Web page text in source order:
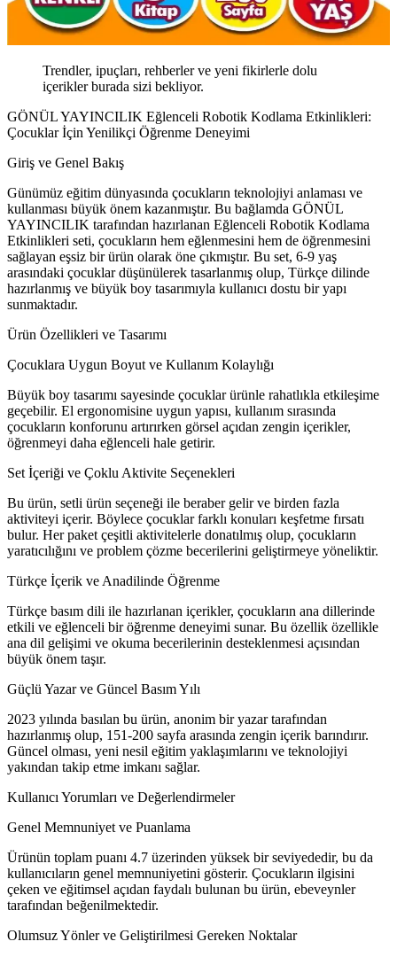
Trendler, ipuçları, rehberler ve yeni fikirlerle dolu
içerikler burada sizi bekliyor.
GÖNÜL YAYINCILIK Eğlenceli Robotik Kodlama Etkinlikleri:
Çocuklar İçin Yenilikçi Öğrenme Deneyimi
Giriş ve Genel Bakış
Günümüz eğitim dünyasında çocukların teknolojiyi anlaması ve
kullanması büyük önem kazanmıştır. Bu bağlamda GÖNÜL
YAYINCILIK tarafından hazırlanan Eğlenceli Robotik Kodlama
Etkinlikleri seti, çocukların hem eğlenmesini hem de öğrenmesini
sağlayan eşsiz bir ürün olarak öne çıkmıştır. Bu set, 6-9 yaş
arasındaki çocuklar düşünülerek tasarlanmış olup, Türkçe dilinde
hazırlanmış ve büyük boy tasarımıyla kullanıcı dostu bir yapı
sunmaktadır.
Ürün Özellikleri ve Tasarımı
Çocuklara Uygun Boyut ve Kullanım Kolaylığı
Büyük boy tasarımı sayesinde çocuklar ürünle rahatlıkla etkileşime
geçebilir. El ergonomisine uygun yapısı, kullanım sırasında
çocukların konforunu artırırken görsel açıdan zengin içerikler,
öğrenmeyi daha eğlenceli hale getirir.
Set İçeriği ve Çoklu Aktivite Seçenekleri
Bu ürün, setli ürün seçeneği ile beraber gelir ve birden fazla
aktiviteyi içerir. Böylece çocuklar farklı konuları keşfetme fırsatı
bulur. Her paket çeşitli aktivitelerle donatılmış olup, çocukların
yaratıcılığını ve problem çözme becerilerini geliştirmeye yöneliktir.
Türkçe İçerik ve Anadilinde Öğrenme
Türkçe basım dili ile hazırlanan içerikler, çocukların ana dillerinde
etkili ve eğlenceli bir öğrenme deneyimi sunar. Bu özellik özellikle
ana dil gelişimi ve okuma becerilerinin desteklenmesi açısından
büyük önem taşır.
Güçlü Yazar ve Güncel Basım Yılı
2023 yılında basılan bu ürün, anonim bir yazar tarafından
hazırlanmış olup, 151-200 sayfa arasında zengin içerik barındırır.
Güncel olması, yeni nesil eğitim yaklaşımlarını ve teknolojiyi
yakından takip etme imkanı sağlar.
Kullanıcı Yorumları ve Değerlendirmeler
Genel Memnuniyet ve Puanlama
Ürünün toplam puanı 4.7 üzerinden yüksek bir seviyededir, bu da
kullanıcıların genel memnuniyetini gösterir. Çocukların ilgisini
çeken ve eğitimsel açıdan faydalı bulunan bu ürün, ebeveynler
tarafından beğenilmektedir.
Olumsuz Yönler ve Geliştirilmesi Gereken Noktalar